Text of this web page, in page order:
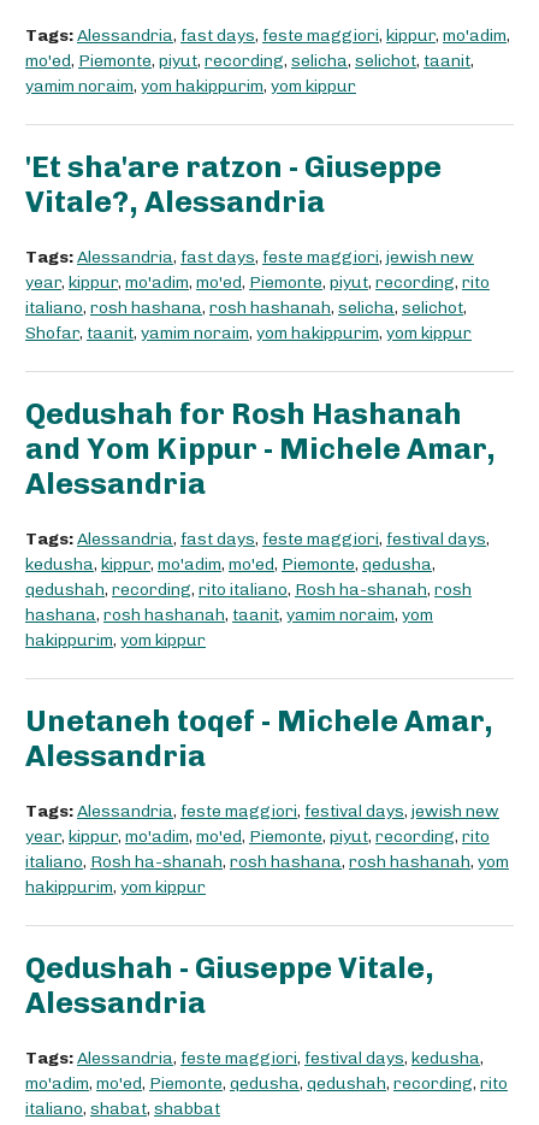
Tags:Alessandria, fast days, feste maggiori, kippur, mo'adim,
mo'ed, Piemonte, piyut, recording, selicha, selichot, taanit,
yamim noraim, yom hakippurim, yom kippur
'Et sha'are ratzon - Giuseppe
Vitale?, Alessandria
Tags:Alessandria, fast days, feste maggiori, jewish new
year, kippur, mo'adim, mo'ed, Piemonte, piyut, recording, rito
italiano, rosh hashana, rosh hashanah, selicha, selichot,
Shofar, taanit, yamim noraim, yom hakippurim, yom kippur
Qedushah for Rosh Hashanah
and Yom Kippur - Michele Amar,
Alessandria
Tags:Alessandria, fast days, feste maggiori, festival days,
kedusha, kippur, mo'adim, mo'ed, Piemonte, qedusha,
qedushah, recording, rito italiano, Rosh ha-shanah, rosh
hashana, rosh hashanah, taanit, yamim noraim, yom
hakippurim, yom kippur
Unetaneh toqef - Michele Amar,
Alessandria
Tags:Alessandria, feste maggiori, festival days, jewish new
year, kippur, mo'adim, mo'ed, Piemonte, piyut, recording, rito
italiano, Rosh ha-shanah, rosh hashana, rosh hashanah, yom
hakippurim, yom kippur
Qedushah - Giuseppe Vitale,
Alessandria
Tags:Alessandria, feste maggiori, festival days, kedusha,
mo'adim, mo'ed, Piemonte, qedusha, qedushah, recording, rito
italiano, shabat, shabbat